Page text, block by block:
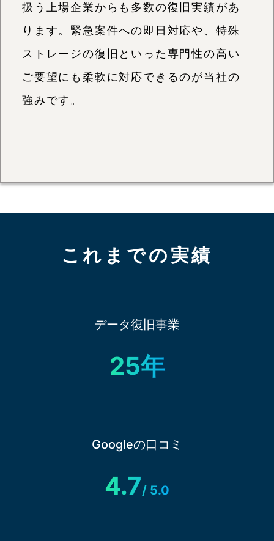
扱う上場企業からも多数の復旧実績があ
ります。緊急案件への即日対応や、特殊
ストレージの復旧といった専門性の高い
ご要望にも柔軟に対応できるのが当社の
強みです。
これまでの実績
データ復旧事業
25年
Googleの口コミ
4.7/ 5.0